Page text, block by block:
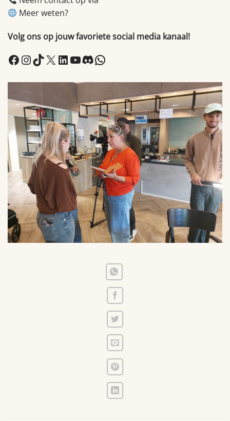
Meer weten?
Volg ons op jouw favoriete social media kanaal!
Facebook
Instagram
TikTok
X LinkedIn
YouTube
Discord
WhatsApp